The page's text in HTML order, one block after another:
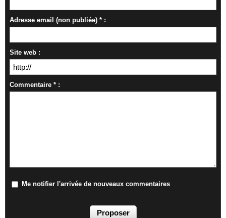
Adresse email (non publiée) * :
Site web :
Commentaire * :
Me notifier l'arrivée de nouveaux commentaires